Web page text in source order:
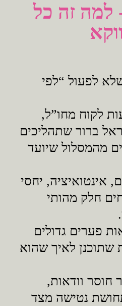
זה כל
לפעול “לפי
לקוח מחו”ל,
ברור שתהליכים
מהמסלול שיועד
אינטואיציה, יחסי
חלק מהותי
פערים גדולים
שתוכנן לאיך שהוא
חוסר וודאות,
נטישה מצד